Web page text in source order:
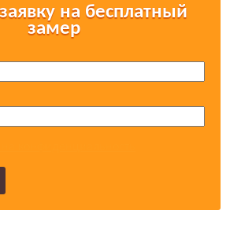
на бесплатный
замер